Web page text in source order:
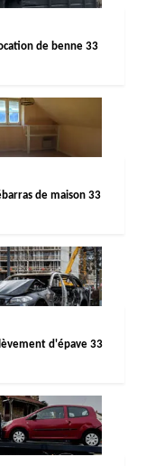
de benne 33
de maison 33
d'épave 33